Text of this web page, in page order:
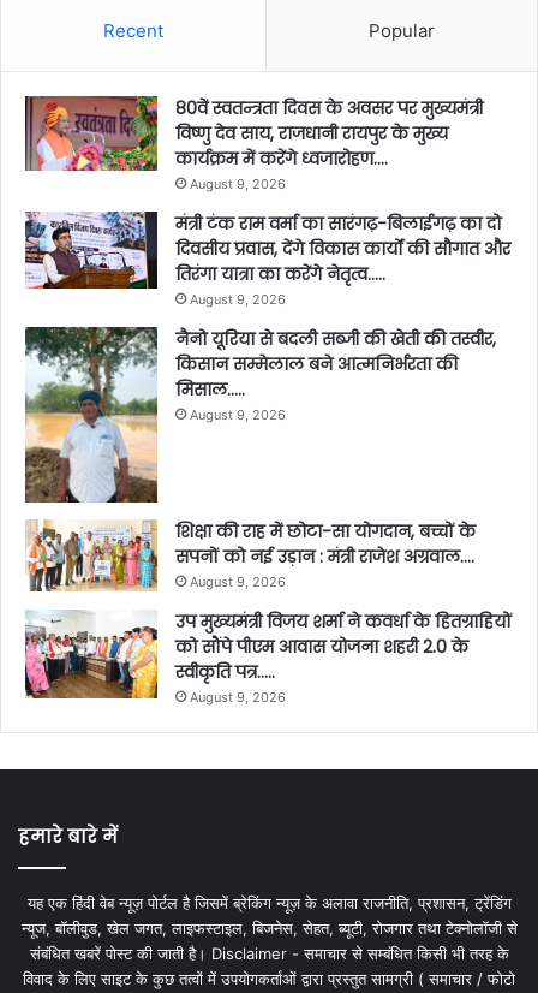
Recent Popular
80वें स्वतन्त्रता दिवस के अवसर पर मुख्यमंत्री
विष्णु देव साय, राजधानी रायपुर के मुख्य
कार्यक्रम में करेंगे ध्वजारोहण….
August 9, 2026
मंत्री टंक राम वर्मा का सारंगढ़-बिलाईगढ़ का दो
दिवसीय प्रवास, देंगे विकास कार्यों की सौगात और
तिरंगा यात्रा का करेंगे नेतृत्व…..
August 9, 2026
नैनो यूरिया से बदली सब्जी की खेती की तस्वीर,
किसान सम्मेलाल बने आत्मनिर्भरता की
मिसाल…..
August 9, 2026
शिक्षा की राह में छोटा-सा योगदान, बच्चों के
सपनों को नई उड़ान : मंत्री राजेश अग्रवाल….
August 9, 2026
उप मुख्यमंत्री विजय शर्मा ने कवर्धा के हितग्राहियों
को सौंपे पीएम आवास योजना शहरी 2.0 के
स्वीकृति पत्र…..
August 9, 2026
हमारे बारे में
यह एक हिंदी वेब न्यूज़ पोर्टल है जिसमें ब्रेकिंग न्यूज़ के अलावा राजनीति, प्रशासन, ट्रेंडिंग
न्यूज, बॉलीवुड, खेल जगत, लाइफस्टाइल, बिजनेस, सेहत, ब्यूटी, रोजगार तथा टेक्नोलॉजी से
संबंधित खबरें पोस्ट की जाती है। Disclaimer - समाचार से सम्बंधित किसी भी तरह के
विवाद के लिए साइट के कुछ तत्वों में उपयोगकर्ताओं द्वारा प्रस्तुत सामग्री ( समाचार / फोटो